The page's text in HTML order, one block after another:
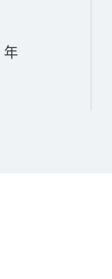
年